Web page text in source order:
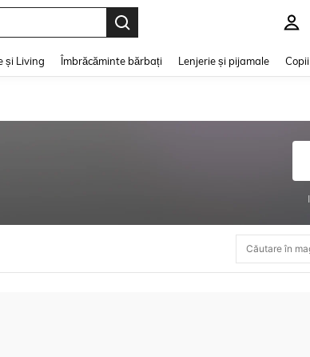
și Living Îmbrăcăminte bărbați Lenjerie și pijamale Copii